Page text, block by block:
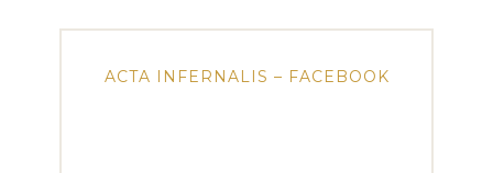
ACTA INFERNALIS – FACEBOOK